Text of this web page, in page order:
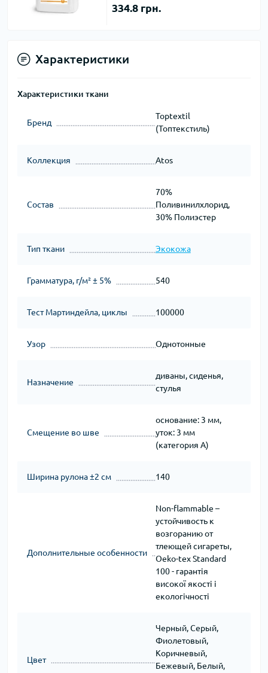
334.8 грн.
Характеристики
Характеристики ткани
Бренд
Toptextil
(Топтекстиль)
Коллекция Atos
Состав
70%
Поливинилхлорид,
30% Полиэстер
Тип ткани Экокожа
Грамматура, г/м² ± 5% 540
Тест Мартиндейла, циклы 100000
Узор Однотонные
Назначение
диваны, сиденья,
стулья
Смещение во шве
основание: 3 мм,
уток: 3 мм
(категория A)
Ширина рулона ±2 см 140
Дополнительные особенности
Non-flammable –
устойчивость к
возгоранию от
тлеющей сигареты,
Oeko-tex Standard
100 - гарантія
високої якості і
екологічності
Цвет
Черный, Серый,
Фиолетовый,
Коричневый,
Бежевый, Белый,